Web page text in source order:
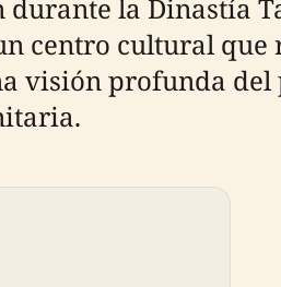
la Dinastía
centro cultural
visión profunda del